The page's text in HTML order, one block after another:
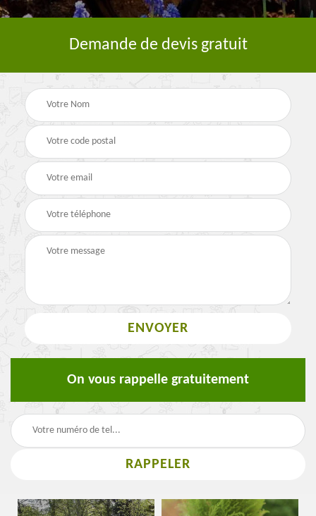
Demande de devis gratuit
On vous rappelle gratuitement